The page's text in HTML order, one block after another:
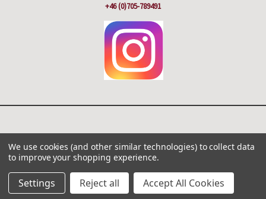
+46 (0)705-789491
HAMNBERGSVÄGEN 57 C, BOX 251, 475 51 KÄLLÖ-KNIPPLA
+46 (0)705-789491
© 2026 Gilla Antikt & Nytt
We use cookies (and other similar technologies) to collect data
to improve your shopping experience.
Settings Reject all Accept All Cookies